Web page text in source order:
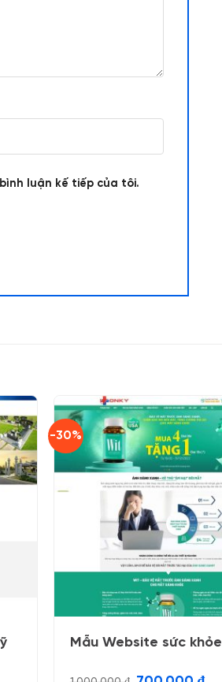
luận kế tiếp của tôi.
-30%
Mẫu Website sức
Giá
Giá